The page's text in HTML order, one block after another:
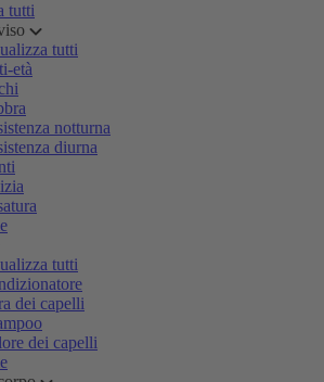
tutti
tutti
età
notturna
diurna
tutti
dei capelli
dei capelli